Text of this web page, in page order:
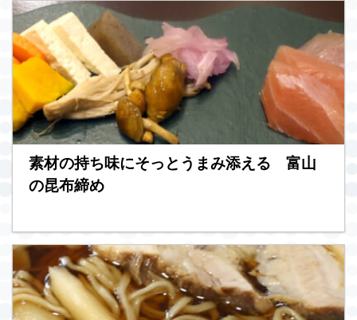
素材の持ち味にそっとうまみ添える 富山
の昆布締め